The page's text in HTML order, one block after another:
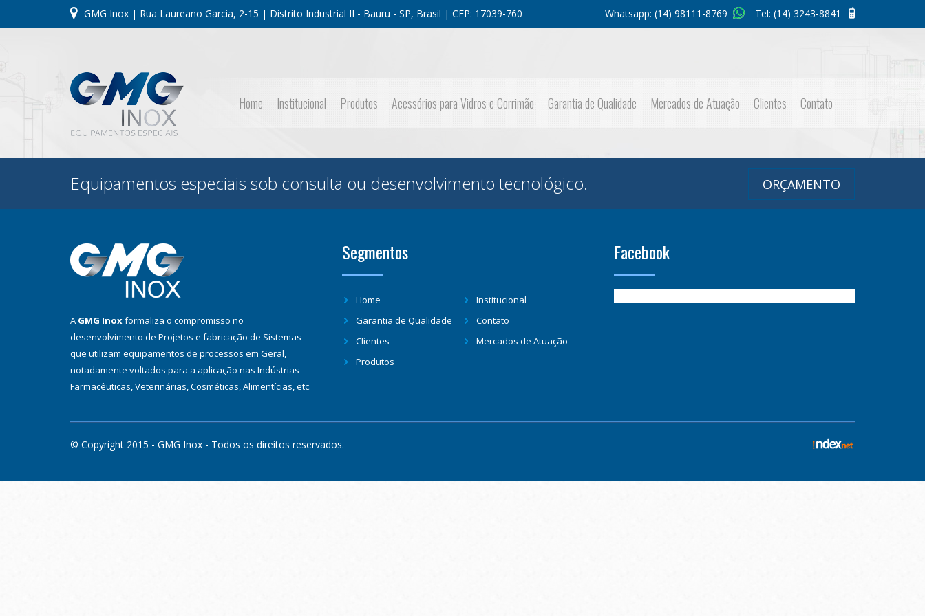
GMG Inox | Rua Laureano Garcia, 2-15 | Distrito Industrial II - Bauru - SP, Brasil | CEP: 17039-760 Tel: (14) 3243-8841
Whatsapp: (14) 98111-8769
Home Institucional Produtos Acessórios para Vidros e Corrimão Garantia de Qualidade Mercados de Atuação Clientes Contato
Equipamentos especiais sob consulta ou desenvolvimento tecnológico. ORÇAMENTO
A GMG Inoxformaliza o compromisso no
desenvolvimento de Projetos e fabricação de Sistemas
que utilizam equipamentos de processos em Geral,
notadamente voltados para a aplicação nas Indústrias
Farmacêuticas, Veterinárias, Cosméticas, Alimentícias, etc.
Segmentos
Home
Institucional
Garantia de Qualidade
Contato
Clientes
Mercados de Atuação
Produtos
Facebook
© Copyright 2015 - GMG Inox - Todos os direitos reservados.